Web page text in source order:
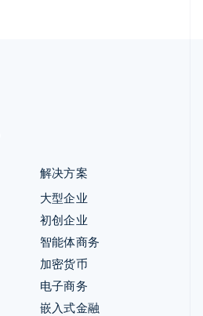
解决方案
大型企业
初创企业
智能体商务
加密货币
电子商务
嵌入式金融